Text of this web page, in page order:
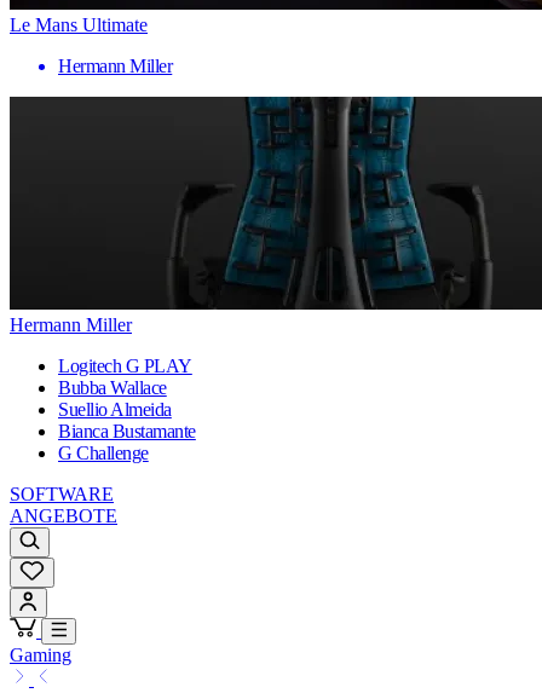
Le Mans Ultimate
Hermann Miller
Hermann Miller
Logitech G PLAY
Bubba Wallace
Suellio Almeida
Bianca Bustamante
G Challenge
SOFTWARE
ANGEBOTE
Gaming